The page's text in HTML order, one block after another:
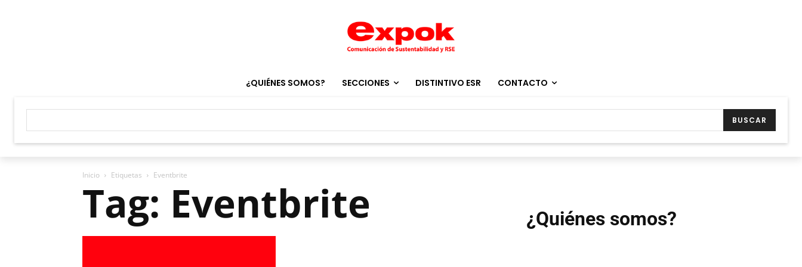
¿QUIÉNES SOMOS? SECCIONES DISTINTIVO ESR CONTACTO
BUSCAR
Inicio Etiquetas Eventbrite
Tag: Eventbrite ¿Quiénes somos?